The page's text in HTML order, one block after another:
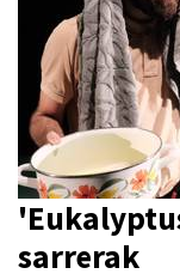
sarrerak